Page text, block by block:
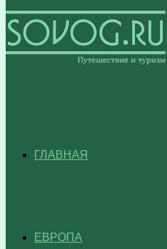
ГЛАВНАЯ
ЕВРОПА